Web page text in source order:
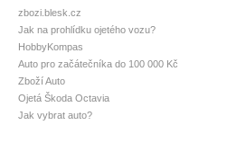
zbozi.blesk.cz
Jak na prohlídku ojetého vozu?
HobbyKompas
Auto pro začátečníka do 100 000 Kč
Zboží Auto
Ojetá Škoda Octavia
Jak vybrat auto?